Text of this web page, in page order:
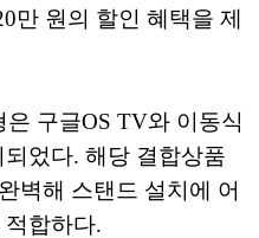
만 원의 할인 혜택을 제
구글OS TV와 이동식
었다. 해당 결합상품
벽해 스탠드 설치에 어
합하다.